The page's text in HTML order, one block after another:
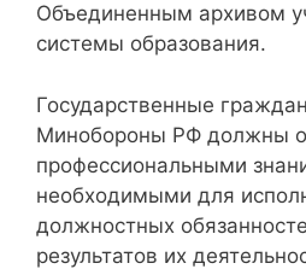
Объединенным архивом
системы образования.
Государственные
Минобороны РФ должны
профессиональными
необходимыми для
должностных
результатов их